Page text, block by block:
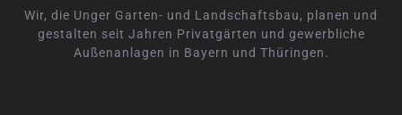
Wir, die Unger Garten- und Landschaftsbau, planen und
gestalten seit Jahren Privatgärten und gewerbliche
Außenanlagen in Bayern und Thüringen.